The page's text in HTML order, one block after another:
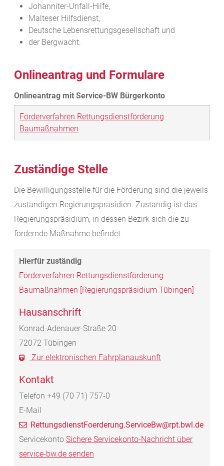
Johanniter-Unfall-Hilfe,
Malteser Hilfsdienst,
Deutsche Lebensrettungsgesellschaft und
der Bergwacht.
Onlineantrag und Formulare
Förderverfahren Rettungsdienstförderung
Baumaßnahmen
Zuständige Stelle
Die Bewilligungsstelle für die Förderung sind die jeweils
zuständigen Regierungspräsidien. Zuständig ist das
Regierungspräsidium, in dessen Bezirk sich die zu
fördernde Maßnahme befindet.
Förderverfahren Rettungsdienstförderung
Baumaßnahmen [Regierungspräsidium Tübingen]
Hausanschrift
Konrad-Adenauer-Straße 20
72072 Tübingen
Zur elektronischen Fahrplanauskunft
Kontakt
Telefon +49 (70 71) 757-0
E-Mail
RettungsdienstFoerderung.ServiceBw@rpt.bwl.de
Servicekonto Sichere Servicekonto-Nachricht über
service-bw.de senden